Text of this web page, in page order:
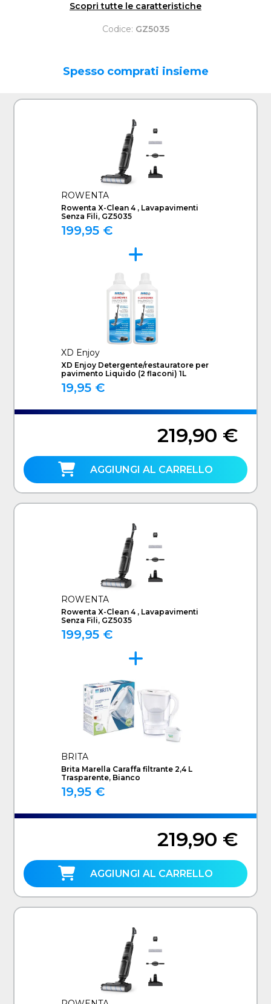
Scopri tutte le caratteristiche
Codice: GZ5035
Spesso comprati insieme
ROWENTA
Rowenta X-Clean 4 , Lavapavimenti
Senza Fili, GZ5035
199,95 €
XD Enjoy
XD Enjoy Detergente/restauratore per
pavimento Liquido (2 flaconi) 1L
19,95 €
219,90 €
AGGIUNGI AL CARRELLO
ROWENTA
Rowenta X-Clean 4 , Lavapavimenti
Senza Fili, GZ5035
199,95 €
BRITA
Brita Marella Caraffa filtrante 2,4 L
Trasparente, Bianco
19,95 €
219,90 €
AGGIUNGI AL CARRELLO